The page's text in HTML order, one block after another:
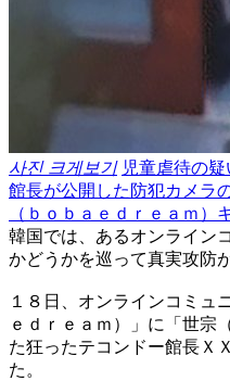
사진 크게보기 児童虐待の
館長が公開した防犯カメラ
（ｂｏｂａｅｄｒｅａｍ）
韓国では、あるオンライン
かどうかを巡って真実攻防
１８日、オンラインコミュ
ｅｄｒｅａｍ）」に「世宗
た狂ったテコンドー館長Ｘ
た。